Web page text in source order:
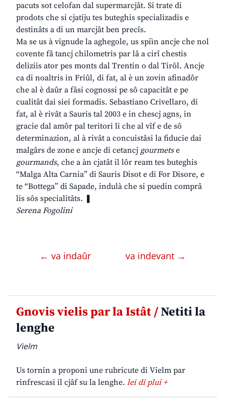
pacuts sot celofan dal supermarcjât. Si trate di
prodots che si cjatiju tes buteghis specializadis e
destinâts a di un marcjât ben precîs.
Ma se us à vignude la aghegole, us spiìn ancje che nol
covente fâ tancj chilometris par lâ a cirî chestis
deliziis ator pes monts dal Trentin o dal Tirôl. Ancje
ca di noaltris in Friûl, di fat, al è un zovin afinadôr
che al è daûr a fâsi cognossi pe sô capacitât e pe
cualitât dai siei formadis. Sebastiano Crivellaro, di
fat, al è rivât a Sauris tal 2003 e in chescj agns, in
gracie dal amôr pal teritori li che al vîf e de sô
determinazion, al à rivât a concuistâsi la fiducie dai
malgârs de zone e ancje di cetancj gourmetse
gourmands, che a àn cjatât il lôr ream tes buteghis
“Malga Alta Carnia” di Sauris Disot e di For Disore, e
te “Bottega” di Sapade, indulà che si puedin comprâ
lis sôs specialitâts. ❚
Serena Fogolini
← va indaûr va indevant →
Gnovis vielis par la Istât /Netiti la
lenghe
Vielm
Us tornin a proponi une rubricute di Vielm par
rinfrescasi il cjâf su la lenghe. lei di plui +